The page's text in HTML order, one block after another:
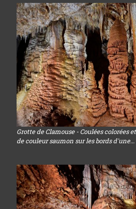
Grotte de Clamouse - Coulées colorées
de couleur saumon sur les bords d'une...